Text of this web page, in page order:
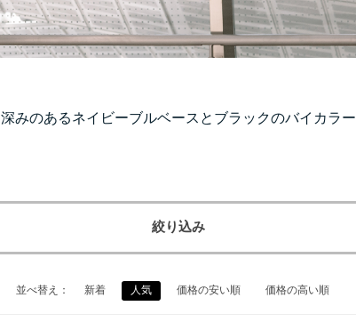
深みのあるネイビーブルベースとブラックのバイカラー
絞り込み
並べ替え： 新着 人気 価格の安い順 価格の高い順